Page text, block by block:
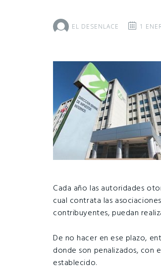
EL DESENLACE 1
Cada año las autoridades
cual contrata las
contribuyentes, puedan
De no hacer en ese plazo,
donde son penalizados,
establecido.